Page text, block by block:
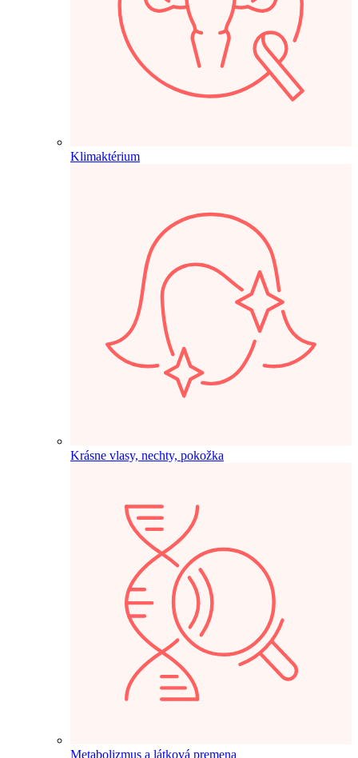
Klimaktérium
Krásne vlasy, nechty, pokožka
Metabolizmus a látková premena